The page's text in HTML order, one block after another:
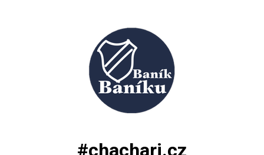
#chachari.cz